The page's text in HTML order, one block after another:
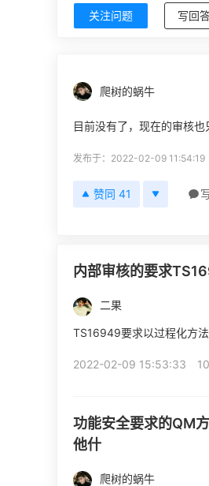
关注问题 写回
爬树的蜗牛
目前没有了，现在的审核
发布于：2022-02-09 11:54:19
赞同 41
内部审核的要求
二果
TS16949要求以过程化方
2022-02-09 15:53:33
功能安全要求的QM
他什
爬树的蜗牛